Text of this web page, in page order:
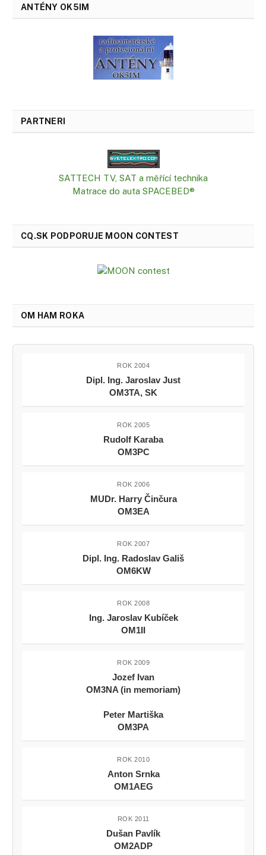
ANTÉNY OK5IM
PARTNERI
SATTECH TV, SAT a měřící technika
Matrace do auta SPACEBED®
CQ.SK PODPORUJE MOON CONTEST
OM HAM ROKA
ROK 2004
Dipl. Ing. Jaroslav Just
OM3TA, SK
ROK 2005
Rudolf Karaba
OM3PC
ROK 2006
MUDr. Harry Činčura
OM3EA
ROK 2007
Dipl. Ing. Radoslav Gališ
OM6KW
ROK 2008
Ing. Jaroslav Kubíček
OM1II
ROK 2009
Jozef Ivan
OM3NA (in memoriam)
Peter Martiška
OM3PA
ROK 2010
Anton Srnka
OM1AEG
ROK 2011
Dušan Pavlík
OM2ADP